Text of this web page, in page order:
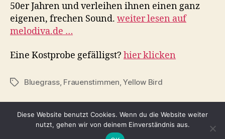
50er Jahren und verleihen ihnen einen ganz
eigenen, frechen Sound. weiter lesen auf
melodiva.de …
Eine Kostprobe gefälligst? hier klicken
Schlagwörter
Bluegrass, Frauenstimmen ,Yellow Bird
↑
Diese Website benutzt Cookies. Wenn du die Website weiter
nutzt, gehen wir von deinem Einverständnis aus.